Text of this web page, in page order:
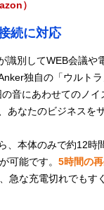
）
続に対応
識別してWEB会議や
独自の「ウルト
音にあわせてのノ
あなたのビジネスを
、本体のみで約12時
可能です。 5時間の
急な充電切れでもす